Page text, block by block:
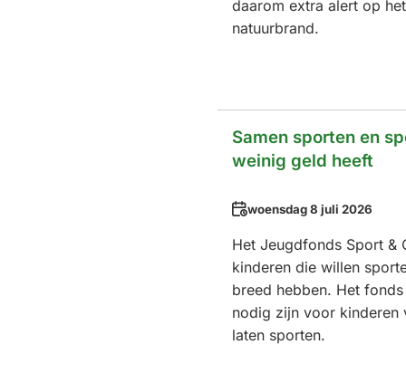
daarom extra alert op
natuurbrand.
Samen sporten en
weinig geld heeft
Datum
woensdag 8 juli 2026
Het Jeugdfonds Sport &
kinderen die willen
breed hebben. Het
nodig zijn voor kinderen
laten sporten.